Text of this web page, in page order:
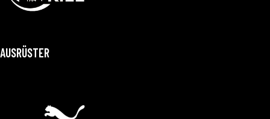
AUSRÜSTER